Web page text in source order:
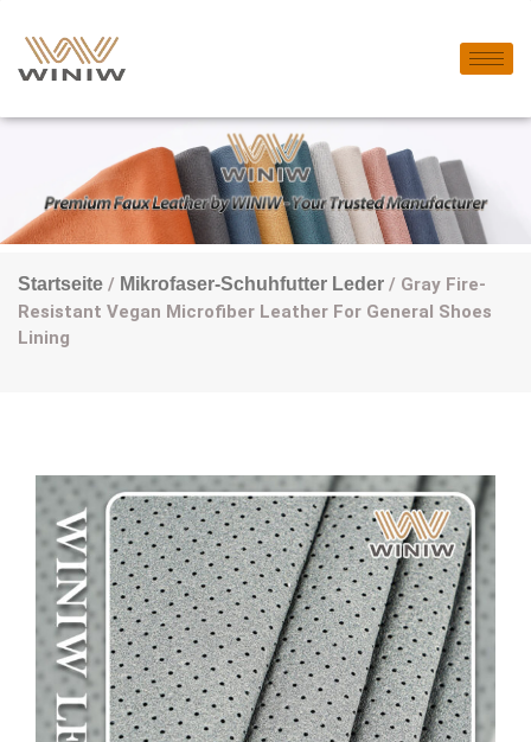
Startseite / Mikrofaser-Schuhfutter Leder / Gray Fire-
Resistant Vegan Microfiber Leather For General Shoes
Lining